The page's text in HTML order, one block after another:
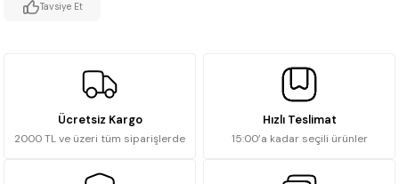
Tavsiye Et
Ücretsiz Kargo
2000 TL ve üzeri tüm siparişlerde
Hızlı Teslimat
15:00’a kadar seçili ürünler